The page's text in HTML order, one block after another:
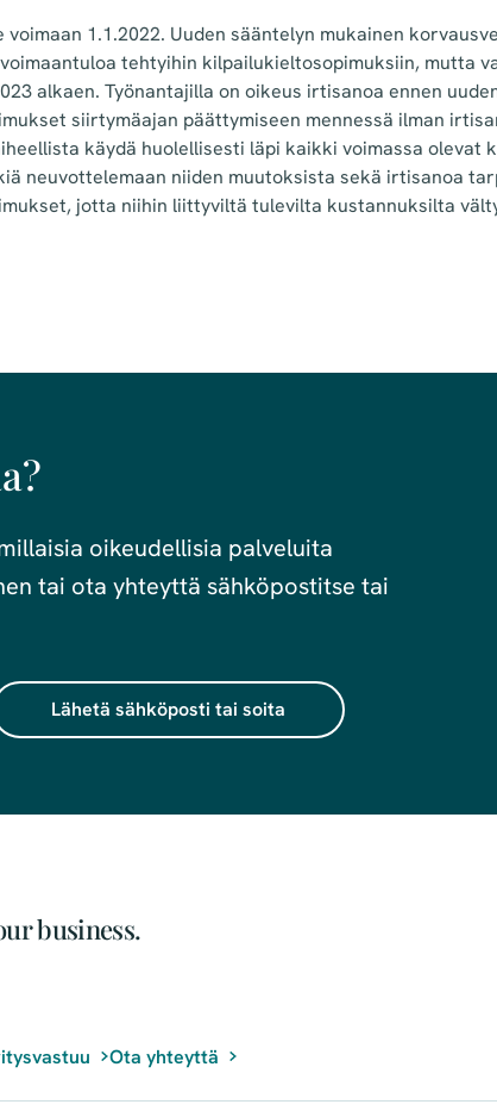
voimaan 1.1.2022. Uuden sääntelyn mukainen
tehtyihin kilpailukieltosopimuksiin, mutta
alkaen. Työnantajilla on oikeus irtisanoa ennen
siirtymäajan päättymiseen mennessä ilman
käydä huolellisesti läpi kaikki voimassa olevat
neuvottelemaan niiden muutoksista sekä irtisanoa
jotta niihin liittyviltä tulevilta kustannuksilta
oikeudellisia palveluita
tai ota yhteyttä sähköpostitse tai
Lähetä sähköposti tai soita
business.
Ota yhteyttä